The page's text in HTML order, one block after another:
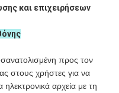
και επιχειρήσεων
προς τον
στους χρήστες για να
ηλεκτρονικά αρχεία με τη